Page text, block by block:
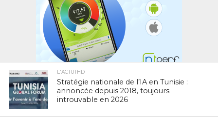
L'ACTUTHD
Stratégie nationale de l’IA en Tunisie :
annoncée depuis 2018, toujours
introuvable en 2026